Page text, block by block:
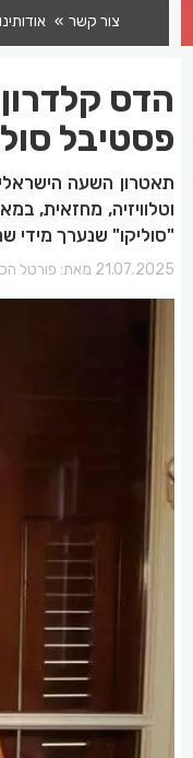
צור קשר אודותינו
הדס
פסטיבל
תאטרון השעה
וטלוויזיה, מחזאית,
"סוליקו" שנערך מידי
21.07.2025 מאת: פורטל